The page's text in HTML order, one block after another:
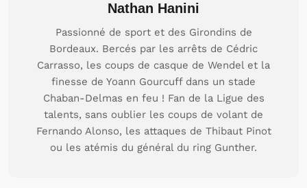
Nathan Hanini
Passionné de sport et des Girondins de
Bordeaux. Bercés par les arrêts de Cédric
Carrasso, les coups de casque de Wendel et la
finesse de Yoann Gourcuff dans un stade
Chaban-Delmas en feu ! Fan de la Ligue des
talents, sans oublier les coups de volant de
Fernando Alonso, les attaques de Thibaut Pinot
ou les atémis du général du ring Gunther.